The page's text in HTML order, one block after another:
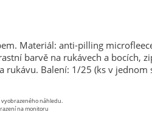
Materiál: anti-pilling
barvě na rukávech a bocích,
rukávu. Balení: 1/25 (ks v jednom
náhledu.
na monitoru